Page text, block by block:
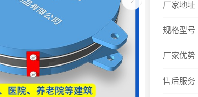
厂家地址
规格型号
厂家优势
售后服务